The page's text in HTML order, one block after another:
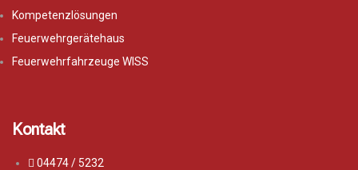
Kompetenzlösungen
Feuerwehrgerätehaus
Feuerwehrfahrzeuge WISS
Kontakt
04474 / 5232